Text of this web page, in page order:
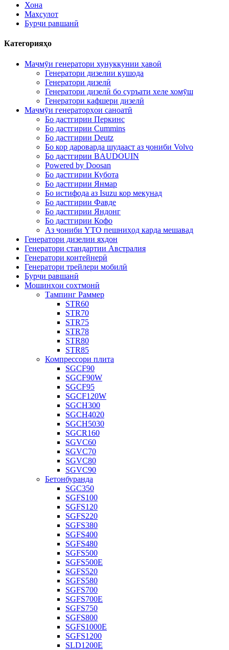
Хона
Маҳсулот
Бурҷи равшанӣ
Категорияҳо
Маҷмӯи генератори хунуккунии ҳавоӣ
Генератори дизелии кушода
Генератори дизелӣ
Генератори дизелӣ бо суръати хеле хомӯш
Генератори кафшери дизелӣ
Маҷмӯи генераторҳои саноатӣ
Бо дастгирии Перкинс
Бо дастгирии Cummins
Бо дастгирии Deutz
Бо кор дароварда шудааст аз ҷониби Volvo
Бо дастгирии BAUDOUIN
Powered by Doosan
Бо дастгирии Кубота
Бо дастгирии Янмар
Бо истифода аз Isuzu кор мекунад
Бо дастгирии Фавде
Бо дастгирии Яндонг
Бо дастгирии Кофо
Аз ҷониби YTO пешниҳод карда мешавад
Генератори дизелии яхдон
Генератори стандартии Австралия
Генератори контейнерӣ
Генератори трейлери мобилӣ
Бурҷи равшанӣ
Мошинҳои сохтмонӣ
Тампинг Раммер
STR60
STR70
STR75
STR78
STR80
STR85
Компрессори плита
SGCF90
SGCF90W
SGCF95
SGCF120W
SGCH300
SGCH4020
SGCH5030
SGCR160
SGVC60
SGVC70
SGVC80
SGVC90
Бетонбуранда
SGC350
SGFS100
SGFS120
SGFS220
SGFS380
SGFS400
SGFS480
SGFS500
SGFS500E
SGFS520
SGFS580
SGFS700
SGFS700E
SGFS750
SGFS800
SGFS1000E
SGFS1200
SLD1200E